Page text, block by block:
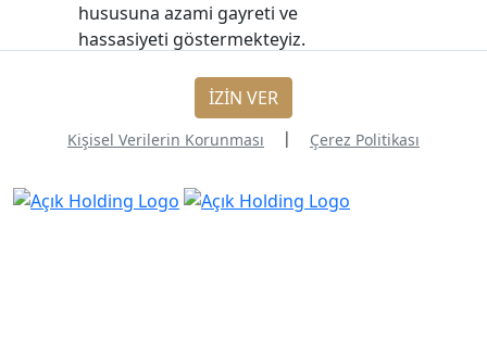
hususuna azami gayreti ve
hassasiyeti göstermekteyiz.
sorumlusu sıfatıyla, iş ve
hizmet ilişkimiz kapsamında
edinilen her türlü özel ve
Verilerin Korunması
İZİN VER
Kişisel Verilerin Korunması | Çerez Politikası